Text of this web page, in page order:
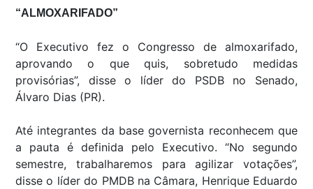
“ALMOXARIFADO”
“O Executivo fez o Congresso de almoxarifado,
aprovando o que quis, sobretudo medidas
provisórias”, disse o líder do PSDB no Senado,
Álvaro Dias (PR).
Até integrantes da base governista reconhecem que
a pauta é definida pelo Executivo. “No segundo
semestre, trabalharemos para agilizar votações”,
disse o líder do PMDB na Câmara, Henrique Eduardo